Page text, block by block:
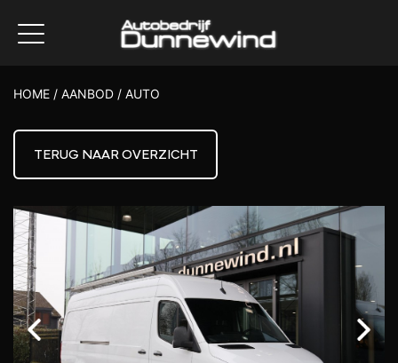
HOME / AANBOD / AUTO
TERUG NAAR OVERZICHT